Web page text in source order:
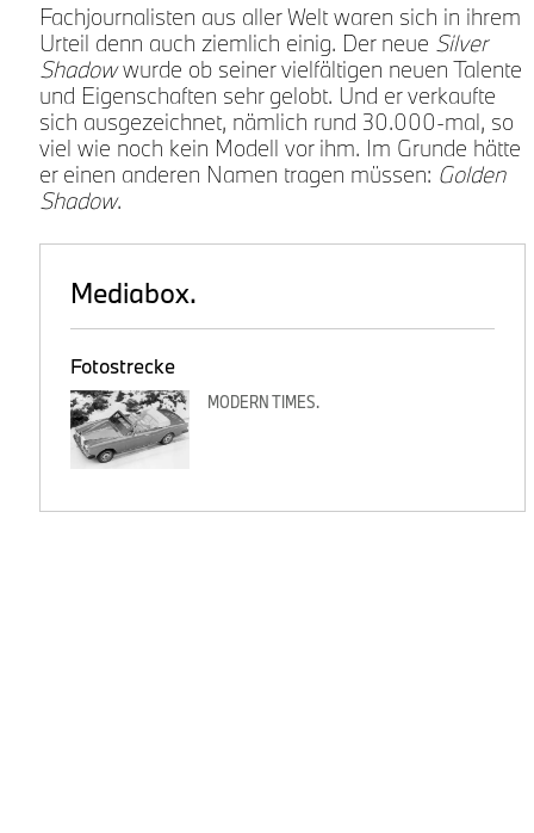
Fachjournalisten aus aller Welt waren sich in ihrem
Urteil denn auch ziemlich einig. Der neue Silver
Shadowwurde ob seiner vielfältigen neuen Talente
und Eigenschaften sehr gelobt. Und er verkaufte
sich ausgezeichnet, nämlich rund 30.000-mal, so
viel wie noch kein Modell vor ihm. Im Grunde hätte
er einen anderen Namen tragen müssen: Golden
Shadow.
Mediabox.
Fotostrecke
MODERN TIMES.